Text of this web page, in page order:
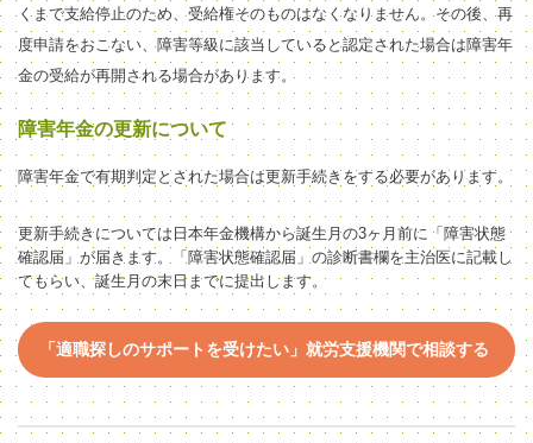
くまで支給停止のため、受給権そのものはなくなりません。その後、再
度申請をおこない、障害等級に該当していると認定された場合は障害年
金の受給が再開される場合があり ます。
障害年金の更新について
障害年金で有期判定とされた場合は更新手続きをする必要があります。
更新手続きについては 日本年金機構から誕生月の3ヶ 月前に「障害状態
確認届」が届きます。
「障害状態確認届 」 の診断書欄を主治医に記載し
てもらい、誕生月の末日までに提出 します。
「適職探しのサポートを受けたい」就労支援機関で相談する